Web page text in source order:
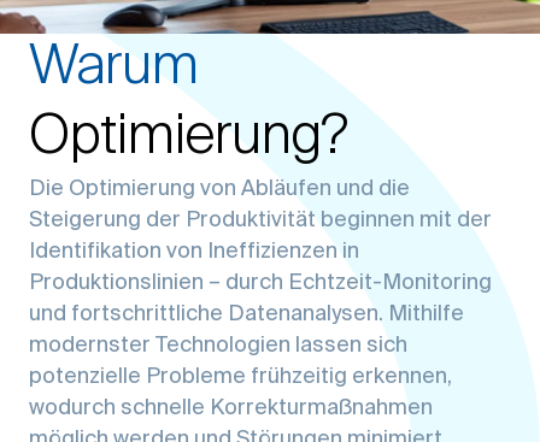
Warum
Optimierung?
Die Optimierung von Abläufen und die
Steigerung der Produktivität beginnen mit der
Identifikation von Ineffizienzen in
Produktionslinien – durch Echtzeit-Monitoring
und fortschrittliche Datenanalysen. Mithilfe
modernster Technologien lassen sich
potenzielle Probleme frühzeitig erkennen,
wodurch schnelle Korrekturmaßnahmen